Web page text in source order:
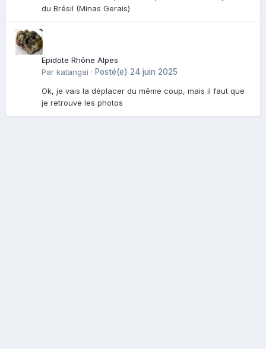
du Brésil (Minas Gerais)
Epidote Rhône Alpes
Par katangai · Posté(e) 24 juin 2025
Ok, je vais la déplacer du même coup, mais il faut que
je retrouve les photos